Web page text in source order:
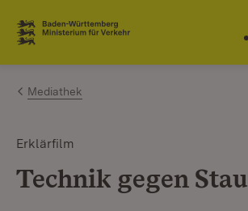
Zum Inhalt springen
Link zur Startseite
Mediathek
Erklärfilm
Technik gegen Stau